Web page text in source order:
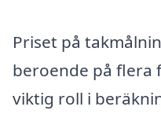
Priset på
beroende på flera
viktig roll i